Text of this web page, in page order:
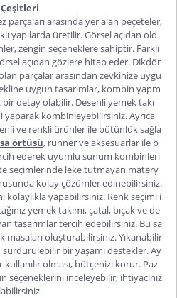
Çeşitleri
parçaları arasında yer alan peçeteler,
yapılarda üretilir. Görsel açıdan old
zengin seçeneklere sahiptir. Farklı
açıdan gözlere hitap eder. Dikdör
parçalar arasından zevkinize uygu
uygun tasarımlar, kombin yapm
detay olabilir. Desenli yemek takı
yaparak kombinleyebilirsiniz. Ayrıca
ve renkli ürünler ile bütünlük sağla
örtüsü, runner ve aksesuarlar ile b
ederek uyumlu sunum kombinleri
seçimlerinde leke tutmayan matery
kolay çözümler edinebilirsiniz.
yapabilirsiniz. Renk seçimi i
yemek takımı, çatal, bıçak ve de
tasarımlar tercih edebilirsiniz. Bu sa
masaları oluşturabilirsiniz. Yıkanabilir
sürdürülebilir bir yaşamı destekler. Ay
olması, bütçenizi korur. Paz
seçeneklerini inceleyebilir, ihtiyacınız